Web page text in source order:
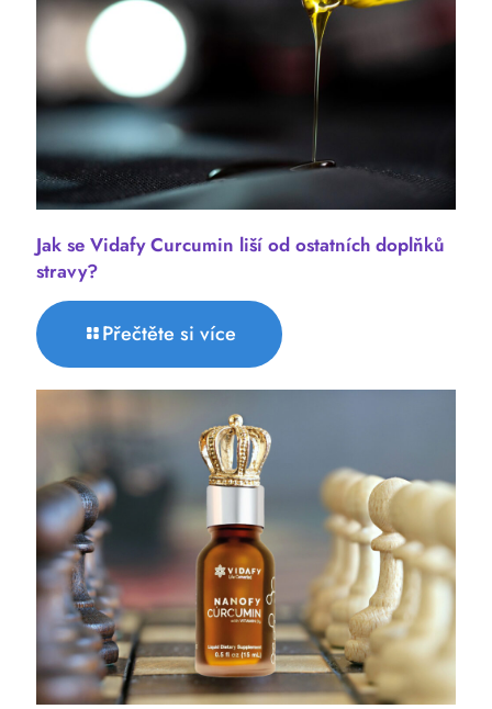
Jak se Vidafy Curcumin liší od ostatních doplňků
stravy?
Přečtěte si více